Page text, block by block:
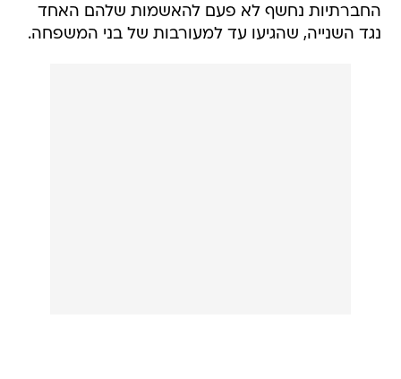
החברתיות נחשף לא פעם להאשמות שלהם האחד
נגד השנייה, שהגיעו עד למעורבות של בני המשפחה.